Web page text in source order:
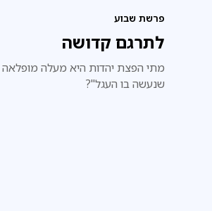
פרשת שבוע
לתרגם קדושה
מתי הפצת יהדות היא מעלה מופלאה
שנעשה בו העגל"?